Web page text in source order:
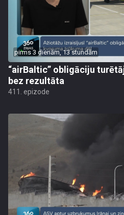
pirms 3 dienām, 13 stundām
“airBaltic” obligāciju
bez rezultāta
411. epizode